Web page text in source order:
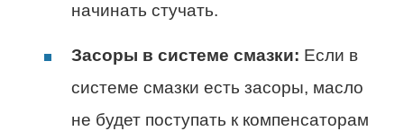
начинать стучать.
Засоры в системе смазки: Если в
системе смазки есть засоры, масло
не будет поступать к компенсаторам